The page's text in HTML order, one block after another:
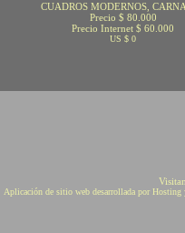
CUADROS MODERNOS,
Precio $ 80.000
Precio Internet $ 60.000
US $ 0
Aplicación de sitio web desarrollada por